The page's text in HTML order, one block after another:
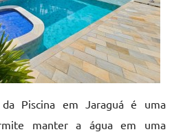
Piscina em Jaraguá é uma
manter a água em uma